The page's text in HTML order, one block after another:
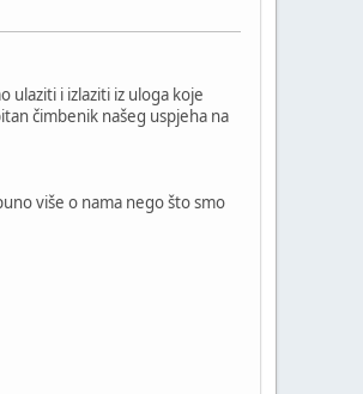
ulaziti i izlaziti iz uloga koje
čimbenik našeg uspjeha na
više o nama nego što smo